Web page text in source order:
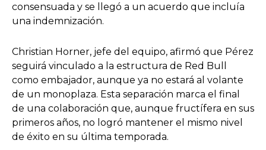
consensuada y se llegó a un acuerdo que incluía
una indemnización.
Christian Horner, jefe del equipo, afirmó que Pérez
seguirá vinculado a la estructura de Red Bull
como embajador, aunque ya no estará al volante
de un monoplaza. Esta separación marca el final
de una colaboración que, aunque fructífera en sus
primeros años, no logró mantener el mismo nivel
de éxito en su última temporada.